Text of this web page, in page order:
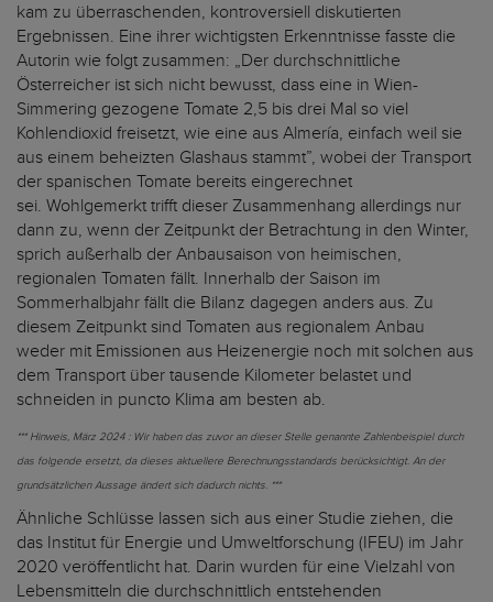
kam zu überraschenden, kontroversiell diskutierten
Ergebnissen. Eine ihrer wichtigsten Erkenntnisse fasste die
Autorin wie folgt zusammen: „Der durchschnittliche
Österreicher ist sich nicht bewusst, dass eine in Wien-
Simmering gezogene Tomate 2,5 bis drei Mal so viel
Kohlendioxid freisetzt, wie eine aus Almería, einfach weil sie
aus einem beheizten Glashaus stammt”, wobei der Transport
der spanischen Tomate bereits eingerechnet
sei. Wohlgemerkt trifft dieser Zusammenhang allerdings nur
dann zu, wenn der Zeitpunkt der Betrachtung in den Winter,
sprich außerhalb der Anbausaison von heimischen,
regionalen Tomaten fällt. Innerhalb der Saison im
Sommerhalbjahr fällt die Bilanz dagegen anders aus. Zu
diesem Zeitpunkt sind Tomaten aus regionalem Anbau
weder mit Emissionen aus Heizenergie noch mit solchen aus
dem Transport über tausende Kilometer belastet und
schneiden in puncto Klima am besten ab.
*** Hinweis, März 2024 : Wir haben das zuvor an dieser Stelle genannte Zahlenbeispiel durch
das folgende ersetzt, da dieses aktuellere Berechnungsstandards berücksichtigt. An der
grundsätzlichen Aussage ändert sich dadurch nichts. ***
Ähnliche Schlüsse lassen sich aus einer Studie ziehen, die
das Institut für Energie und Umweltforschung (IFEU) im Jahr
2020 veröffentlicht hat. Darin wurden für eine Vielzahl von
Lebensmitteln die durchschnittlich entstehenden